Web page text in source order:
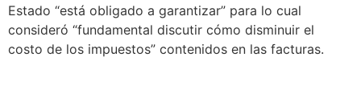
Estado “está obligado a garantizar” para lo cual
consideró “fundamental discutir cómo disminuir el
costo de los impuestos” contenidos en las facturas.